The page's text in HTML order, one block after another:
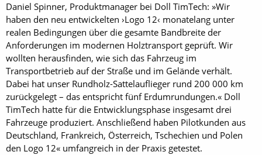
Daniel Spinner, Produktmanager bei Doll ­TimTech: »Wir
haben den neu entwickelten ›Logo 12‹ monatelang unter
realen Bedingungen über die gesamte Bandbreite der
Anforderungen im modernen Holztransport geprüft. Wir
wollten herausfinden, wie sich das Fahrzeug im
Transportbetrieb auf der Straße und im Gelände verhält.
Dabei hat unser Rundholz-Sattelauflieger rund 200 000 km
zurückgelegt – das entspricht fünf Erdumrundungen.« Doll
TimTech hatte für die Entwicklungsphase insgesamt drei
Fahrzeuge produziert. Anschließend haben Pilotkunden aus
Deutschland, Frankreich, Österreich, Tschechien und Polen
den Logo 12« umfangreich in der Praxis getestet.